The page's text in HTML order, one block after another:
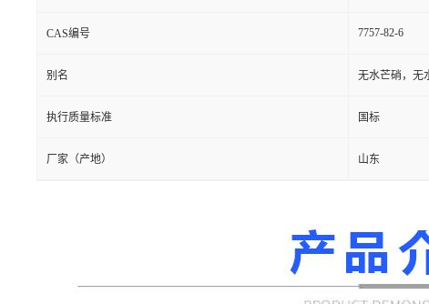
CAS编号 7757-82-6
别名 无水芒硝，无
执行质量标准 国标
厂家（产地） 山东